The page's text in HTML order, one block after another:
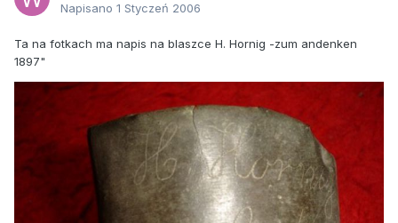
Napisano 1 Styczeń 2006
Ta na fotkach ma napis na blaszce H. Hornig -zum andenken
1897"